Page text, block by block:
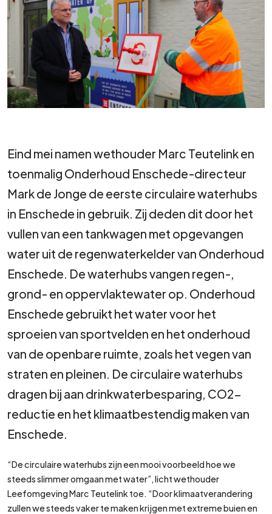
Eind mei namen wethouder Marc Teutelink en
toenmalig Onderhoud Enschede-directeur
Mark de Jonge de eerste circulaire waterhubs
in Enschede in gebruik. Zij deden dit door het
vullen van een tankwagen met opgevangen
water uit de regenwaterkelder van Onderhoud
Enschede. De waterhubs vangen regen-,
grond- en oppervlaktewater op. Onderhoud
Enschede gebruikt het water voor het
sproeien van sportvelden en het onderhoud
van de openbare ruimte, zoals het vegen van
straten en pleinen. De circulaire waterhubs
dragen bij aan drinkwaterbesparing, CO2-
reductie en het klimaatbestendig maken van
Enschede.
“De circulaire waterhubs zijn een mooi voorbeeld hoe we
steeds slimmer omgaan met water”, licht wethouder
Leefomgeving Marc Teutelink toe. “Door klimaatverandering
zullen we steeds vaker te maken krijgen met extreme buien en